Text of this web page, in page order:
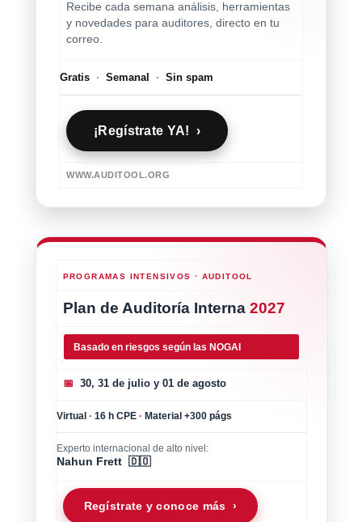
Recibe cada semana análisis, herramientas
y novedades para auditores, directo en tu
correo.
Gratis · Semanal · Sin spam
¡Regístrate YA! ›
WWW.AUDITOOL.ORG
PROGRAMAS INTENSIVOS · AUDITOOL
Plan de Auditoría Interna 2027
Basado en riesgos según las NOGAI
📅 30, 31 de julio y 01 de agosto
Virtual · 16 h CPE · Material +300 págs
Experto internacional de alto nivel:
Nahun Frett 🇩🇴
Regístrate y conoce más ›